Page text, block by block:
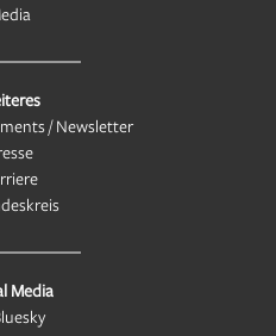
/ Newsletter
Media